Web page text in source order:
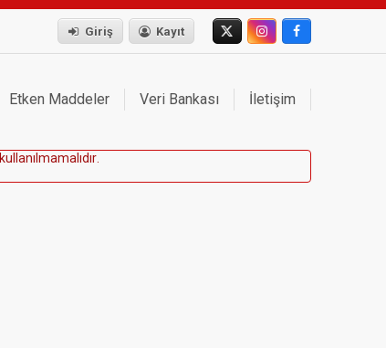
Giriş Kayıt
Etken Maddeler Veri Bankası İletişim
ku anı mama ıdır